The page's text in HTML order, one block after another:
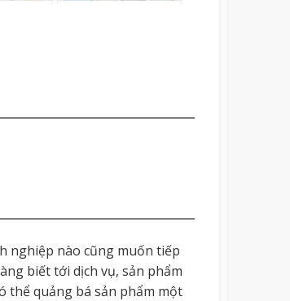
nghiệp nào cũng muốn tiếp
biết tới dịch vụ, sản phẩm
thể quảng bá sản phẩm một